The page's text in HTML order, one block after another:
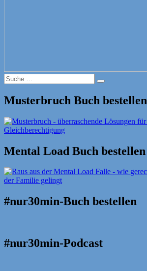
Suche
nach:
Suche
Musterbruch Buch bestellen
Mental Load Buch bestellen
#nur30min-Buch bestellen
#nur30min-Podcast